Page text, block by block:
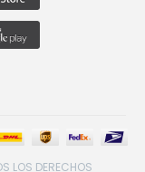
LOS DERECHOS